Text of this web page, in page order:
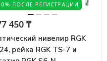
ПОСЛЕ РЕГИСТРАЦИИ
450 ₸
нивелир RGK
рейка RGK TS-7 и